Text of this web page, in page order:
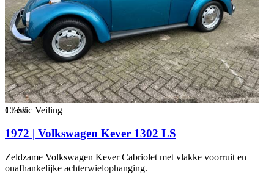
1/68
Classic Veiling
1972 | Volkswagen Kever 1302 LS
Zeldzame Volkswagen Kever Cabriolet met vlakke voorruit en
onafhankelijke achterwielophanging.